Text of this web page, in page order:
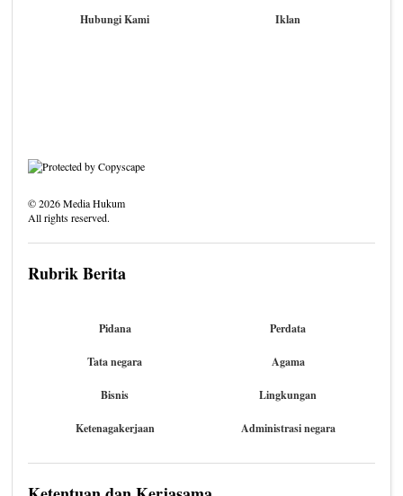
Hubungi Kami Iklan
©2026Media Hukum
All rights reserved.
Rubrik Berita
Pidana Perdata
Tata negara Agama
Bisnis Lingkungan
Ketenagakerjaan Administrasi negara